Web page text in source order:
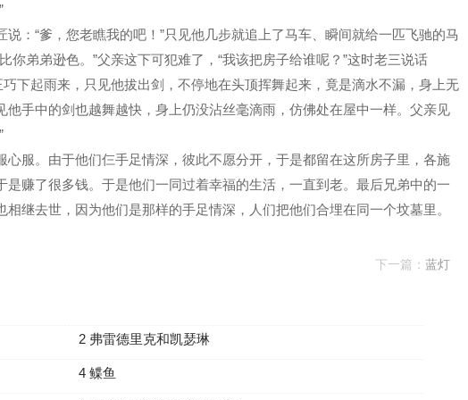
：“爹，您老瞧我的吧！”只见他几步就追上了马车、瞬间就给一匹飞驰的马
你弟弟逊色。”父亲这下可犯难了，“我该把房子给谁呢？”这时老三说话
下起雨来，只见他拔出剑，不停地在头顶挥舞起来，竟是滴水不漏，身上无
手中的剑也越舞越快，身上仍没沾丝毫滴雨，仿佛处在屋中一样。父亲见
服。由于他们仨手足情深，彼此不愿分开，于是都留在这所房子里，各施
赚了很多钱。于是他们一同过着幸福的生活，一直到老。最后兄弟中的一
继去世，因为他们是那样的手足情深，人们把他们合埋在同一个坟墓里。
下一篇： 蓝灯
2 弗雷德里克和凯瑟琳
4 鲽鱼